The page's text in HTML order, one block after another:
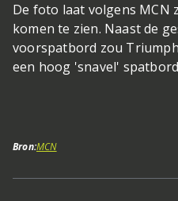
De foto laat volgens MCN
komen te zien. Naast de
voorspatbord zou
een hoog 'snavel'
Bron:MCN